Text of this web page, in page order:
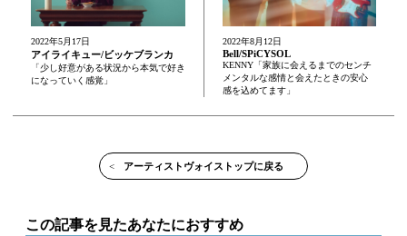
2022年5月17日
アイライキュー/ビッケブランカ
「少し好意がある状況から本気で好き
になっていく感覚」
2022年8月12日
Bell/SPiCYSOL
KENNY「家族に会えるまでのセンチ
メンタルな感情と会えたときの安心
感を込めてます」
< アーティストヴォイストップに戻る
この記事を見たあなたにおすすめ